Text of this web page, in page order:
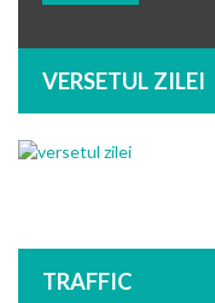
VERSETUL ZILEI
TRAFFIC